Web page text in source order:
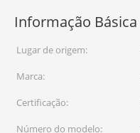
Informação Básica
Lugar de origem:
Marca:
Certificação:
Número do modelo: